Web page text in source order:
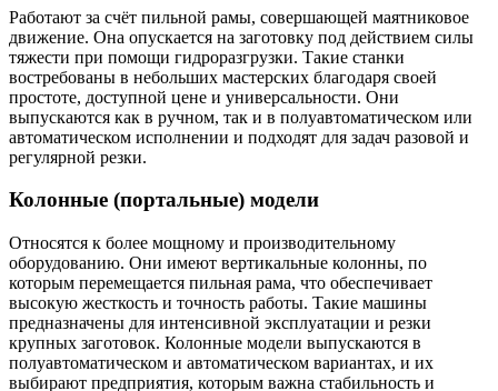
Работают за счёт пильной рамы, совершающей маятниковое
движение. Она опускается на заготовку под действием силы
тяжести при помощи гидроразгрузки. Такие станки
востребованы в небольших мастерских благодаря своей
простоте, доступной цене и универсальности. Они
выпускаются как в ручном, так и в полуавтоматическом или
автоматическом исполнении и подходят для задач разовой и
регулярной резки.
Колонные (портальные) модели
Относятся к более мощному и производительному
оборудованию. Они имеют вертикальные колонны, по
которым перемещается пильная рама, что обеспечивает
высокую жесткость и точность работы. Такие машины
предназначены для интенсивной эксплуатации и резки
крупных заготовок. Колонные модели выпускаются в
полуавтоматическом и автоматическом вариантах, и их
выбирают предприятия, которым важна стабильность и